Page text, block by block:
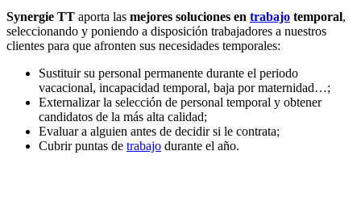
Synergie TT aporta las mejores soluciones en trabajo temporal,
seleccionando y poniendo a disposición trabajadores a nuestros
clientes para que afronten sus necesidades temporales:
Sustituir su personal permanente durante el periodo
vacacional, incapacidad temporal, baja por maternidad…;
Externalizar la selección de personal temporal y obtener
candidatos de la más alta calidad;
Evaluar a alguien antes de decidir si le contrata;
Cubrir puntas de trabajo durante el año.